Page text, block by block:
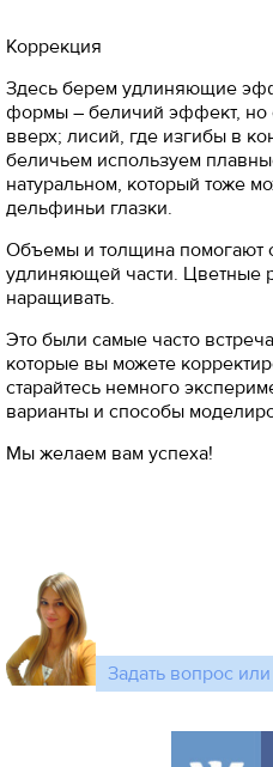
Коррекция
Здесь берем удлиняющие
формы – беличий эффект, но
вверх; лисий, где изгибы в
беличьем используем
натуральном, который тоже
дельфиньи глазки.
Объемы и толщина помогают
удлиняющей части. Цветные
наращивать.
Это были самые часто
которые вы можете
старайтесь немного
варианты и способы
Мы желаем вам успеха!
Задать вопрос